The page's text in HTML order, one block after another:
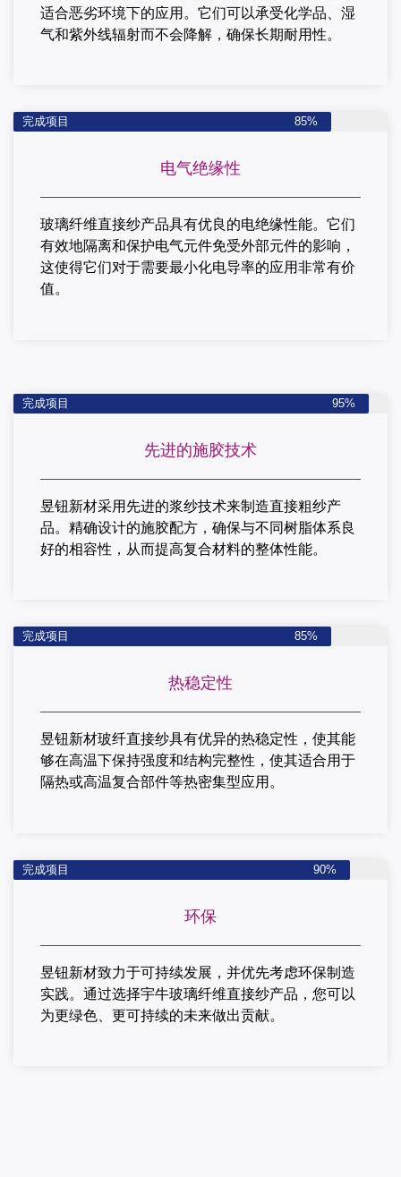
适合恶劣环境下的应用。 它们可以承受化学品、湿
气和紫外线辐射而不会降解，确保长期耐用性。
完成项目 85%
电气绝缘性
玻璃纤维直接纱产品具有优良的电绝缘性能。 它们
有效地隔离和保护电气元件免受外部元件的影响，
这使得它们对于需要最小化电导率的应用非常有价
值。
完成项目 95%
先进的施胶技术
昱钮新材采用先进的浆纱技术来制造直接粗纱产
品。精确设计的施胶配方，确保与不同树脂体系良
好的相容性，从而提高复合材料的整体性能。
完成项目 85%
热稳定性
昱钮新材玻纤直接纱具有优异的热稳定性，使其能
够在高温下保持强度和结构完整性，使其适合用于
隔热或高温复合部件等热密集型应用。
完成项目 90%
环保
昱钮新材致力于可持续发展，并优先考虑环保制造
实践。通过选择宇牛玻璃纤维直接纱产品，您可以
为更绿色、更可持续的未来做出贡献。